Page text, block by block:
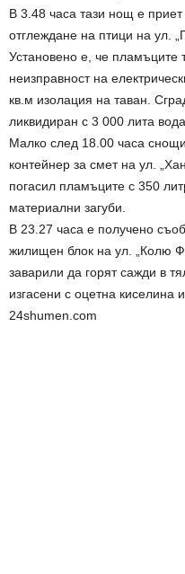
В 3.48 часа тази нощ е
отглеждане на птици на ул.
Установено е, че пламъците
неизправност на
кв.м изолация на таван.
ликвидиран с 3 000 лита вода.
Малко след 18.00 часа
контейнер за смет на ул.
погасил пламъците с 350
материални загуби.
В 23.27 часа е получено
жилищен блок на ул. „Колю
заварили да горят сажди в
изгасени с оцетна киселина
24shumen.com